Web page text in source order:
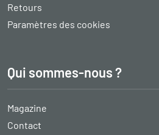
Retours
Paramètres des cookies
Qui sommes-nous ?
Magazine
Contact